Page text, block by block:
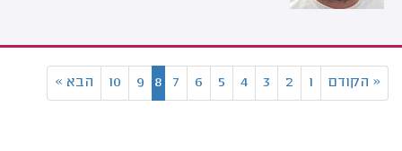
« הקודם 1
2
3
4
5
6
7
8
9
10 הבא »